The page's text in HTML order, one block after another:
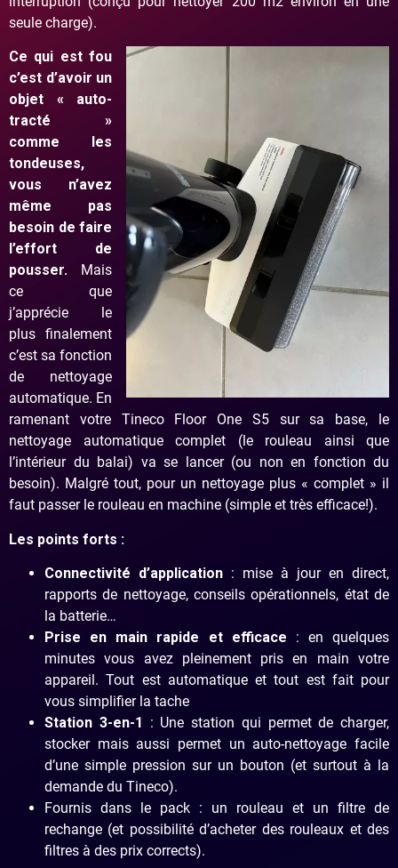
seule charge).
Ce qui est fou
c’est d’avoir un
objet « auto-
tracté »
comme les
tondeuses,
vous n’avez
même pas
besoin de faire
l’effort de
pousser. Mais
ce que
j’apprécie le
plus finalement
c’est sa fonction
de nettoyage
automatique. En
ramenant votre Tineco Floor One S5 sur sa base, le
nettoyage automatique complet (le rouleau ainsi que
l’intérieur du balai) va se lancer (ou non en fonction du
besoin). Malgré tout, pour un nettoyage plus « complet » il
faut passer le rouleau en machine (simple et très efficace!).
Les points forts :
Connectivité d’application : mise à jour en direct,
rapports de nettoyage, conseils opérationnels, état de
la batterie…
Prise en main rapide et efficace : en quelques
minutes vous avez pleinement pris en main votre
appareil. Tout est automatique et tout est fait pour
vous simplifier la tache
Station 3-en-1 : Une station qui permet de charger,
stocker mais aussi permet un auto-nettoyage facile
d’une simple pression sur un bouton (et surtout à la
demande du Tineco).
Fournis dans le pack : un rouleau et un filtre de
rechange (et possibilité d’acheter des rouleaux et des
filtres à des prix corrects).